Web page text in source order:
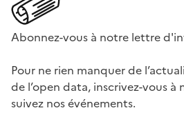
Abonnez-vous à notre lettre
Pour ne rien manquer de
de l’open data, inscrivez-vous
suivez nos événements.